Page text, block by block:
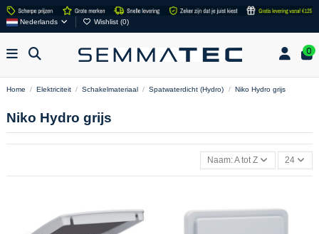
Nederlands Wishlist (0)
0
Home Elektriciteit Schakelmateriaal Spatwaterdicht (Hydro) Niko Hydro grijs
Niko Hydro grijs
Naam: A tot Z 24